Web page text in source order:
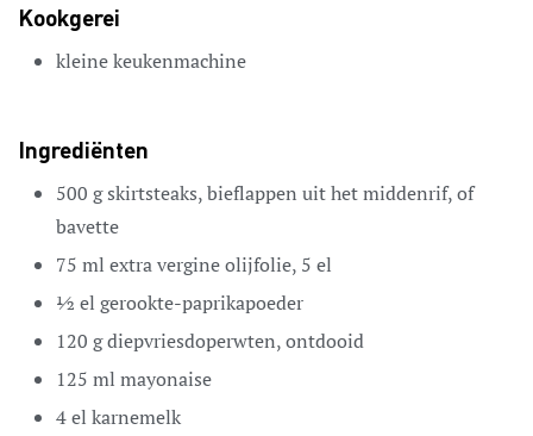
Kookgerei
kleine keukenmachine
Ingrediënten
500 gskirtsteaks,bieflappen uit het middenrif, of
bavette
75 ml extra vergine olijfolie, 5 el
½ el gerookte-paprikapoeder
120 gdiepvriesdoperwten,ontdooid
125 ml mayonaise
4el karnemelk